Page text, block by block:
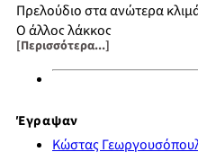
Πρελούδιο στα ανώτερα
Ο άλλος λάκκος
Η κλήση
Το κρητικό περίπτερο του
Το ιερό παιχνίδι
[Περισσότερα...]
Έγραψαν
Κώστας